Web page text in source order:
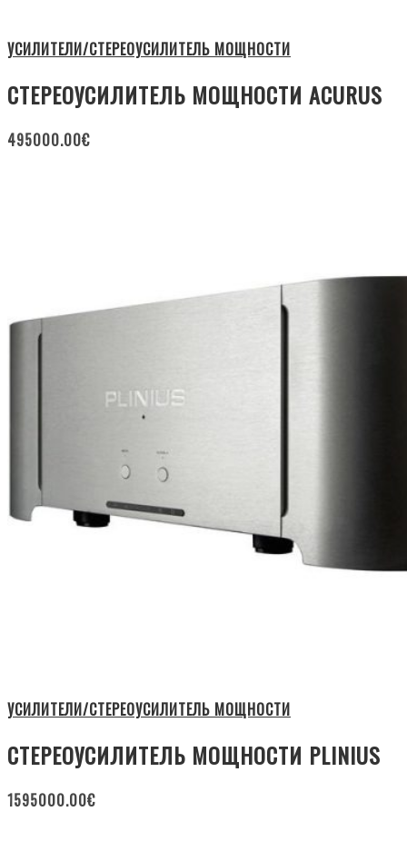
УСИЛИТЕЛИ/СТЕРЕОУСИЛИТЕЛЬ МОЩНОСТИ
СТЕРЕОУСИЛИТЕЛЬ МОЩНОСТИ ACURUS
495000.00€
УСИЛИТЕЛИ/СТЕРЕОУСИЛИТЕЛЬ МОЩНОСТИ
СТЕРЕОУСИЛИТЕЛЬ МОЩНОСТИ PLINIUS
1595000.00€